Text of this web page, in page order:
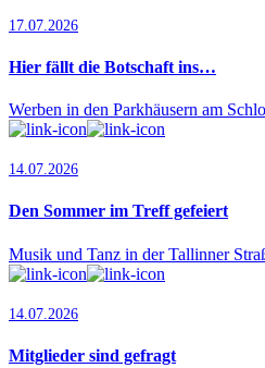
17.07.2026
Hier fällt die Botschaft ins…
Werben in den Parkhäusern am
14.07.2026
Den Sommer im Treff gefeiert
Musik und Tanz in der Tallinner
14.07.2026
Mitglieder sind gefragt